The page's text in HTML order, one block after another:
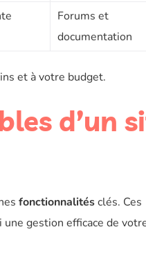
Forums et
documentation
et à votre budget.
d’un
fonctionnalitésclés. Ces
gestion efficace de